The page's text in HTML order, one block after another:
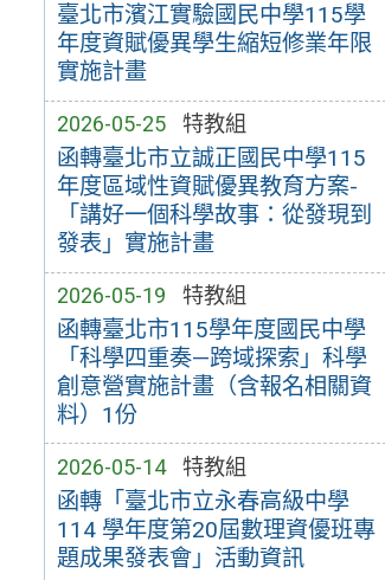
臺北市濱江實驗國民中學115學
年度資賦優異學生縮短修業年限
實施計畫
2026-05-25 特教組
函轉臺北市立誠正國民中學115
年度區域性資賦優異教育方案-
「講好一個科學故事：從發現到
發表」實施計畫
2026-05-19 特教組
函轉臺北市115學年度國民中學
「科學四重奏—跨域探索」科學
創意營實施計畫（含報名相關資
料）1份
2026-05-14 特教組
函轉「臺北市立永春高級中學
114 學年度第20屆數理資優班專
題成果發表會」活動資訊